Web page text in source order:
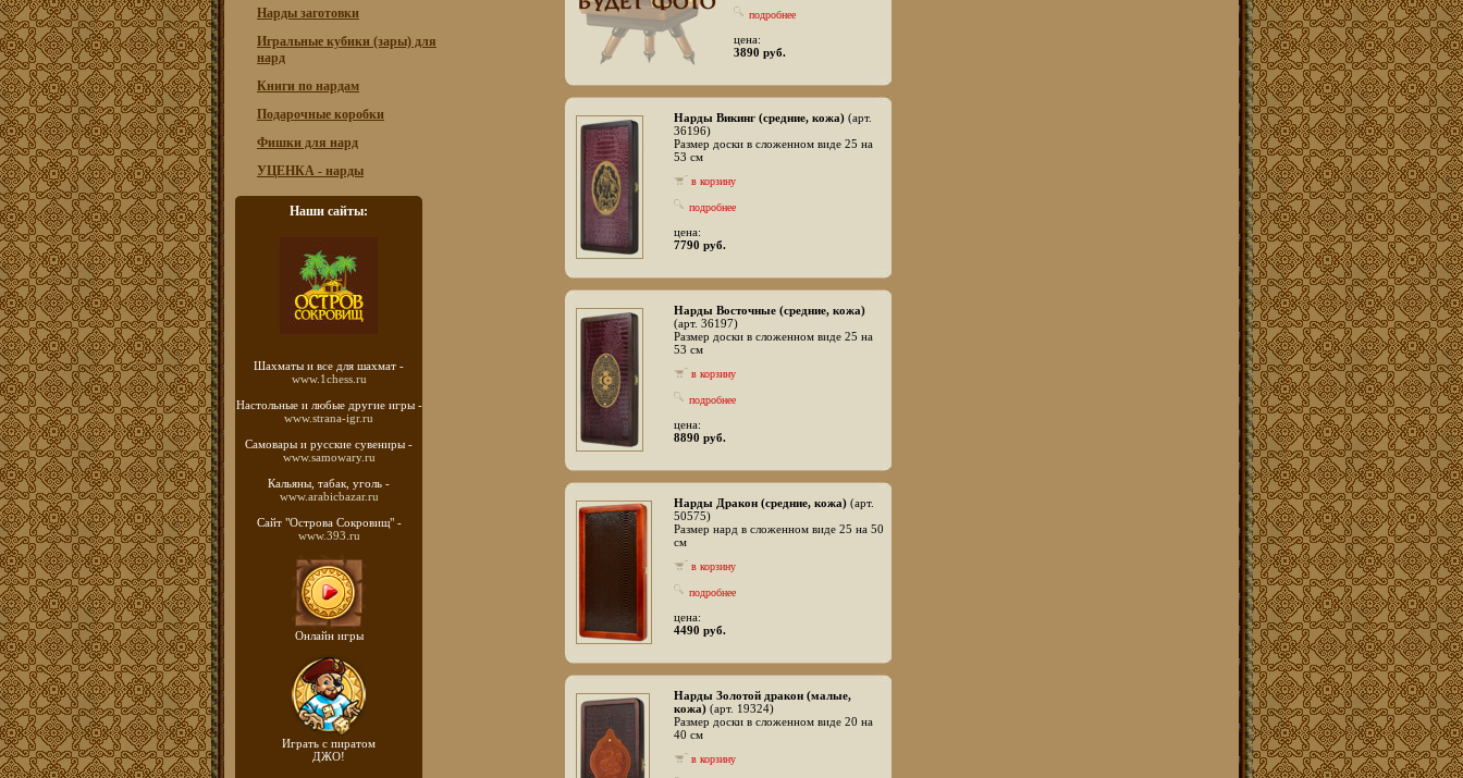
Нарды заготовки
Игральные кубики (зары) для
нард
Книги по нардам
Подарочные коробки
Фишки для нард
УЦЕНКА - нарды
Наши сайты:
Шахматы и все для шахмат -
www.1chess.ru
Настольные и любые другие игры -
www.strana-igr.ru
Самовары и русские сувениры -
www.samowary.ru
Кальяны, табак, уголь -
www.arabicbazar.ru
Сайт "Острова Сокровищ" -
www.393.ru
Онлайн игры
Играть с пиратом
ДЖО!
подробнее
цена:
3890 руб.
Нарды Викинг (средние, кожа) (арт.
36196)
Размер доски в сложенном виде 25 на
53 см
в корзину
подробнее
цена:
7790 руб.
Нарды Восточные (средние, кожа)
(арт. 36197)
Размер доски в сложенном виде 25 на
53 см
в корзину
подробнее
цена:
8890 руб.
Нарды Дракон (средние, кожа) (арт.
50575)
Размер нард в сложенном виде 25 на 50
см
в корзину
подробнее
цена:
4490 руб.
Нарды Золотой дракон (малые,
кожа) (арт. 19324)
Размер доски в сложенном виде 20 на
40 см
в корзину